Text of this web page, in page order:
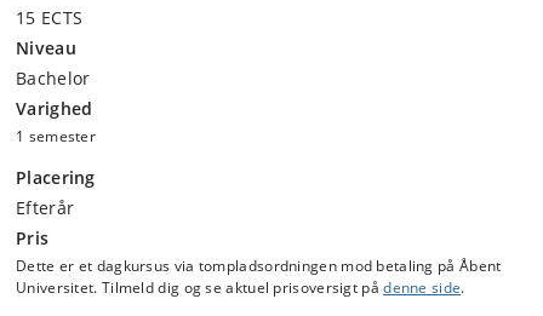
15 ECTS
Niveau
Bachelor
Varighed
1 semester
Placering
Efterår
Pris
Dette er et dagkursus via tompladsordningen mod betaling på Åbent
Universitet. Tilmeld dig og se aktuel prisoversigt pådenne side.